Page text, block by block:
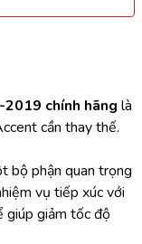
chính hãng là
cần thay thế.
bộ phận quan trọng
vụ tiếp xúc với
giúp giảm tốc độ